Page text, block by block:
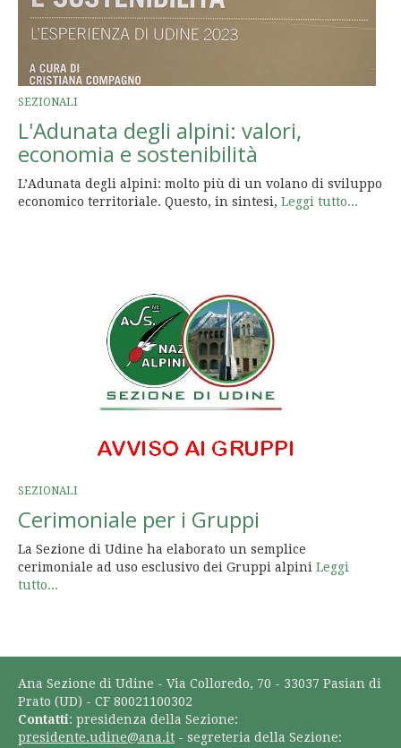
SEZIONALI
L'Adunata degli alpini: valori,
economia e sostenibilità
L’Adunata degli alpini: molto più di un volano di sviluppo
economico territoriale. Questo, in sintesi, Leggi tutto...
SEZIONALI
Cerimoniale per i Gruppi
La Sezione di Udine ha elaborato un semplice
cerimoniale ad uso esclusivo dei Gruppi alpini Leggi
tutto...
Ana Sezione di Udine - Via Colloredo, 70 - 33037 Pasian di
Prato (UD) - CF 80021100302
Contatti: presidenza della Sezione:
presidente.udine@ana.it - segreteria della Sezione: